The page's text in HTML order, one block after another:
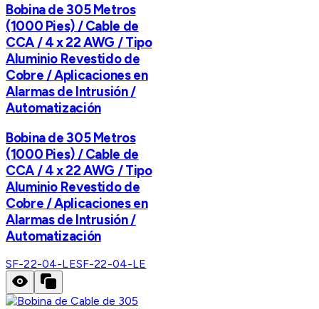
Bobina de 305 Metros
(1000 Pies) / Cable de
CCA / 4 x 22 AWG / Tipo
Aluminio Revestido de
Cobre / Aplicaciones en
Alarmas de Intrusión /
Automatización
Bobina de 305 Metros
(1000 Pies) / Cable de
CCA / 4 x 22 AWG / Tipo
Aluminio Revestido de
Cobre / Aplicaciones en
Alarmas de Intrusión /
Automatización
SF-22-04-LESF-22-04-LE